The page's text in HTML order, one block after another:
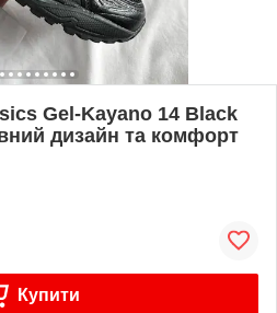
Gel-Kayano 14 Black
дизайн та комфорт
Купити